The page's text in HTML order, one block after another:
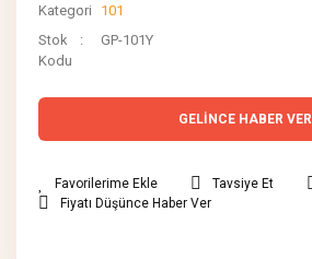
Kategori
101
Stok
Kodu
GP-101Y
GELİNCE HABER VER
Tavsiye Et
Fiyatı Düşünce Haber Ver